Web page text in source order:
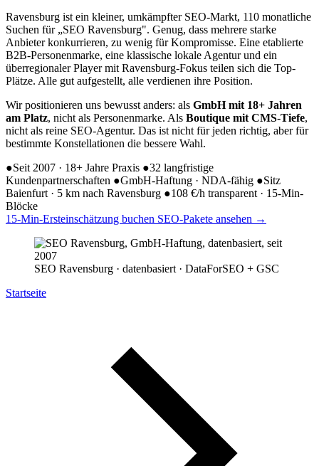
Ravensburg ist ein kleiner, umkämpfter SEO-Markt, 110 monatliche
Suchen für „SEO Ravensburg". Genug, dass mehrere starke
Anbieter konkurrieren, zu wenig für Kompromisse. Eine etablierte
B2B-Personenmarke, eine klassische lokale Agentur und ein
überregionaler Player mit Ravensburg-Fokus teilen sich die Top-
Plätze. Alle gut aufgestellt, alle verdienen ihre Position.
Wir positionieren uns bewusst anders: als GmbH mit 18+ Jahren
am Platz, nicht als Personenmarke. Als Boutique mit CMS-Tiefe,
nicht als reine SEO-Agentur. Das ist nicht für jeden richtig, aber für
bestimmte Konstellationen die bessere Wahl.
●Seit 2007 · 18+ Jahre Praxis ●32 langfristige
Kundenpartnerschaften ●GmbH-Haftung · NDA-fähig ●Sitz
Baienfurt · 5 km nach Ravensburg ●108 €/h transparent · 15-Min-
Blöcke
15-Min-Ersteinschätzung buchen SEO-Pakete ansehen →
SEO Ravensburg · datenbasiert · DataForSEO + GSC
Startseite